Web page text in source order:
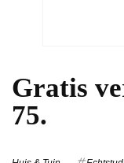
Gratis
75.